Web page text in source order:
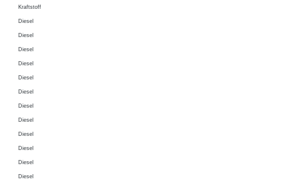
Kraftstoff
Diesel
Diesel
Diesel
Diesel
Diesel
Diesel
Diesel
Diesel
Diesel
Diesel
Diesel
Diesel